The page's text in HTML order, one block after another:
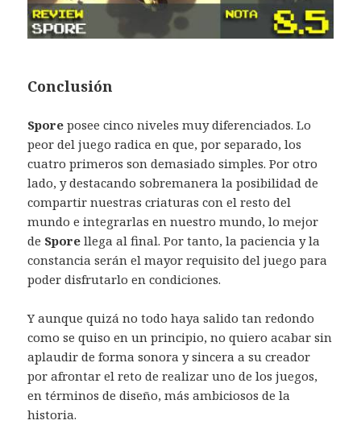
Conclusión
Spore posee cinco niveles muy diferenciados. Lo
peor del juego radica en que, por separado, los
cuatro primeros son demasiado simples. Por otro
lado, y destacando sobremanera la posibilidad de
compartir nuestras criaturas con el resto del
mundo e integrarlas en nuestro mundo, lo mejor
de Spore llega al final. Por tanto, la paciencia y la
constancia serán el mayor requisito del juego para
poder disfrutarlo en condiciones.
Y aunque quizá no todo haya salido tan redondo
como se quiso en un principio, no quiero acabar sin
aplaudir de forma sonora y sincera a su creador
por afrontar el reto de realizar uno de los juegos,
en términos de diseño, más ambiciosos de la
historia.